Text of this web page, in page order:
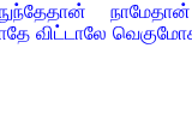
நாமேதான்
விட்டாலே